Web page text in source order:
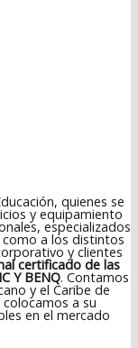
quienes se
y equipamiento
especializados
como a los distintos
y clientes
certificado de las
Y BENQ. Contamos
y el Caribe de
a su
en el mercado